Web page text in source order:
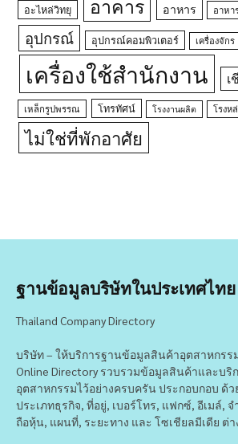
อะไหล่วิทยุ อาคาร อาหาร อาหา
อุปกรณ์ อุปกรณ์คอมพิวเตอร์ เครื่องจักร
เครื่องใช้สำนักงาน เ
เหล็กรูปพรรณ โทรทัศน์ โรงงานผลิต โรงห
ไม่ใช่ที่พักอาศัย
ฐานข้อมูลบริษัทในประเทศไทย
Thailand Company Directory
บริษัท – ให้บริการฐานข้อมูลสินค้าอุตสาหกรร
Online Directory รวบรวมข้อมูลสินค้าและบริ
อุตสาหกรรมไว้อย่างครบครัน ประกอบกอบ ด้
ประเภทธุรกิจ, ที่อยู่, เบอร์โทร, แฟกซ์, อีเมล์,
ถือหุ้น, แผนที่, ระยะทาง และ โซเชียลมีเดีย ต่า